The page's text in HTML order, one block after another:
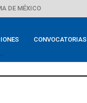
DE MÉXICO
CONVOCATORIAS